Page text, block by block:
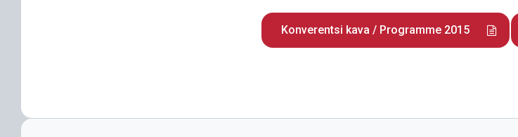
Konverentsi kava / Programme 2015